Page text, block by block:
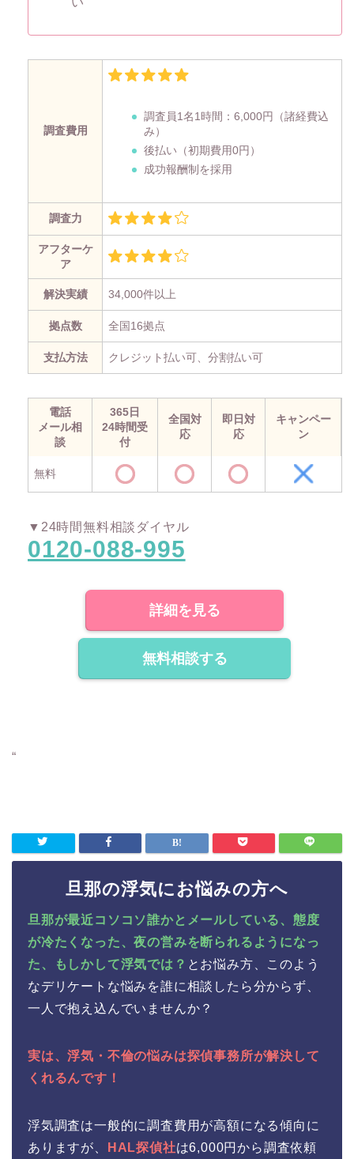
調査費用
調査員1名1時間： 6,000円
（諸経費込
み）
後払い（初期費用0円）
成功報酬制を採用
調査力
アフターケ
ア
解決実績 34,000件以上
拠点数 全国16拠点
支払方法 クレジット払い可、分割払い可
電話
メール相
談
365日
24時間受
付
全国対
応
即日対
応
キャンペー
ン
無料
▼24時間無料相談ダイヤル
0120-088-995
詳細を見る
無料相談する
“
旦那の浮気にお悩みの方へ
旦那が最近コソコソ誰かとメールしている、態度
が冷たくなった、夜の営みを断られるようになっ
た、もしかして浮気では？ とお悩み方、このよう
なデリケートな悩みを誰に相談したら分からず、
一人で抱え込んでいませんか？
実は、浮気・不倫の悩みは探偵事務所が解決して
くれるんです！
浮気調査は一般的に調査費用が高額になる傾向に
ありますが、
HAL探偵社は6,000円から調査依頼